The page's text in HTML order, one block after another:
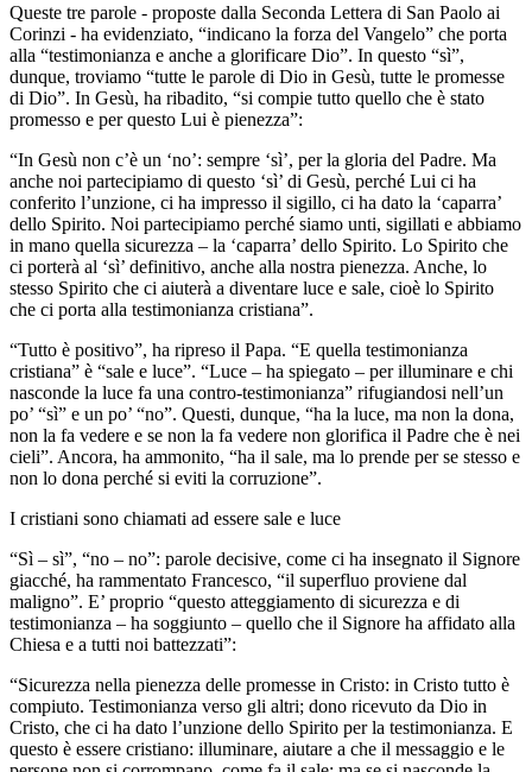
Queste tre parole - proposte dalla Seconda Lettera di San Paolo ai
Corinzi - ha evidenziato, “indicano la forza del Vangelo” che porta
alla “testimonianza e anche a glorificare Dio”. In questo “sì”,
dunque, troviamo “tutte le parole di Dio in Gesù, tutte le promesse
di Dio”. In Gesù, ha ribadito, “si compie tutto quello che è stato
promesso e per questo Lui è pienezza”:
“In Gesù non c’è un ‘no’: sempre ‘sì’, per la gloria del Padre. Ma
anche noi partecipiamo di questo ‘sì’ di Gesù, perché Lui ci ha
conferito l’unzione, ci ha impresso il sigillo, ci ha dato la ‘caparra’
dello Spirito. Noi partecipiamo perché siamo unti, sigillati e abbiamo
in mano quella sicurezza – la ‘caparra’ dello Spirito. Lo Spirito che
ci porterà al ‘sì’ definitivo, anche alla nostra pienezza. Anche, lo
stesso Spirito che ci aiuterà a diventare luce e sale, cioè lo Spirito
che ci porta alla testimonianza cristiana”.
“Tutto è positivo”, ha ripreso il Papa. “E quella testimonianza
cristiana” è “sale e luce”. “Luce – ha spiegato – per illuminare e chi
nasconde la luce fa una contro-testimonianza” rifugiandosi nell’un
po’ “sì” e un po’ “no”. Questi, dunque, “ha la luce, ma non la dona,
non la fa vedere e se non la fa vedere non glorifica il Padre che è nei
cieli”. Ancora, ha ammonito, “ha il sale, ma lo prende per se stesso e
non lo dona perché si eviti la corruzione”.
I cristiani sono chiamati ad essere sale e luce
“Sì – sì”, “no – no”: parole decisive, come ci ha insegnato il Signore
giacché, ha rammentato Francesco, “il superfluo proviene dal
maligno”. E’ proprio “questo atteggiamento di sicurezza e di
testimonianza – ha soggiunto – quello che il Signore ha affidato alla
Chiesa e a tutti noi battezzati”:
“Sicurezza nella pienezza delle promesse in Cristo: in Cristo tutto è
compiuto. Testimonianza verso gli altri; dono ricevuto da Dio in
Cristo, che ci ha dato l’unzione dello Spirito per la testimonianza. E
questo è essere cristiano: illuminare, aiutare a che il messaggio e le